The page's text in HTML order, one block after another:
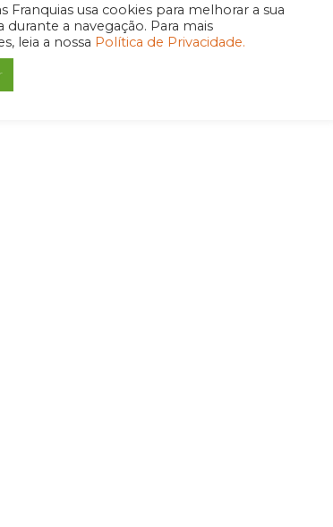
Franquias usa cookies para melhorar a sua
durante a navegação. Para mais
leia a nossa Política de Privacidade.